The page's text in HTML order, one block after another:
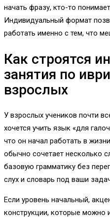
начать фразу, кто-то
Индивидуальный формат
работать именно с тем, что
Как строятся
занятия по
взрослых
У взрослых учеников почти
хочется учить язык «для
что он начал работать в
обычно сочетает несколько
базовую грамматику без
слух и словарь под ваши
Если уровень начальный,
конструкции, которые можно